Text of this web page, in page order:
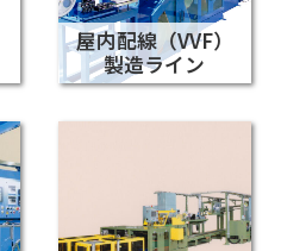
屋内配線（VVF）
製造ライン